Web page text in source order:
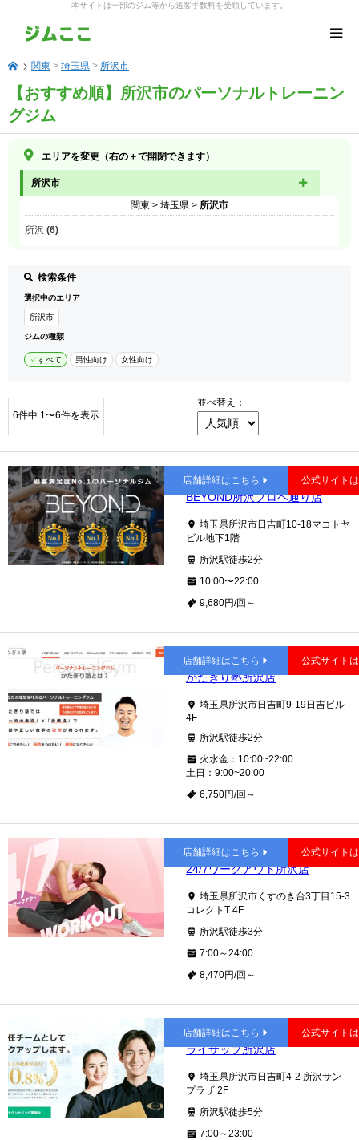
本サイトは一部のジム等から送客手数料を受領しています。
関東 >埼玉県 > 所沢市
【おすすめ順】所沢市のパーソナルトレーニン
グジム
エリアを変更（右の＋で開閉できます）
所沢市
関東 > 埼玉県 > 所沢市
所沢 (6)
検索条件
選択中のエリア
所沢市
ジムの種類
すべて 男性向け 女性向け
6件中 1〜6件を表示
並べ替え：
所沢
BEYOND所沢プロペ通り店
埼玉県所沢市日吉町10-18マコトヤ
ビル地下1階
所沢駅徒歩2分
10:00〜22:00
9,680円/回～
店舗詳細はこちら 公式サイト
所沢
かたぎり塾所沢店
埼玉県所沢市日吉町9-19日吉ビル
4F
所沢駅徒歩2分
火水金：10:00~22:00
土日：9:00~20:00
6,750円/回～
店舗詳細はこちら 公式サイト
所沢
24/7ワークアウト所沢店
埼玉県所沢市くすのき台3丁目15-3
コレクトT 4F
所沢駅徒歩3分
7:00～24:00
8,470円/回～
店舗詳細はこちら 公式サイト
所沢
ライザップ所沢店
埼玉県所沢市日吉町4-2 所沢サン
プラザ 2F
所沢駅徒歩5分
7:00～23:00
店舗詳細はこちら 公式サイト